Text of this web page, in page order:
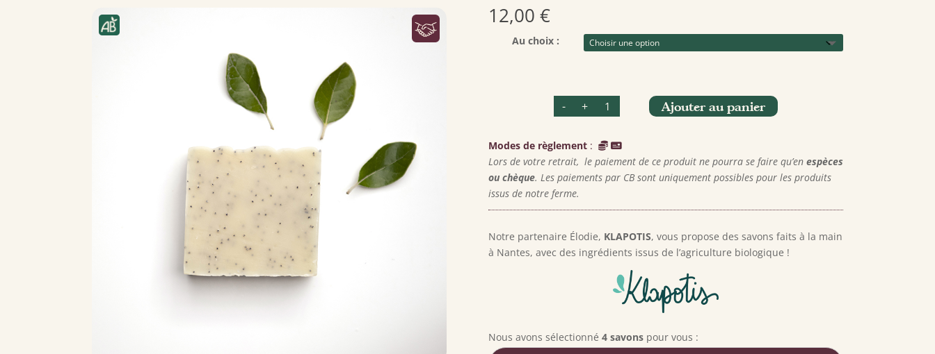
12,00 €
Au choix :
- quantité
Savon
'Klapotis'
+ Ajouter au panier
Modes de règlement: Espèces
Lors de votre retrait, le paiement de ce produit ne pourra se faire qu’en espèces
ou chèque. Les paiements par CB sont uniquement possibles pour les produits
issus de notre ferme.
Notre partenaire Élodie, KLAPOTIS, vous propose des savons faits à la main
à Nantes, avec des ingrédients issus de l’agriculture biologique !
Nous avons sélectionné 4 savonspour vous :